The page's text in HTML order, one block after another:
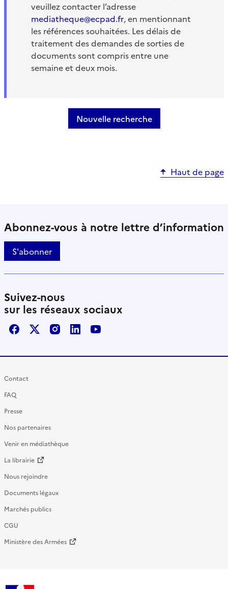
veuillez contacter l’adresse
mediatheque@ecpad.fr, en mentionnant
les références souhaitées. Les délais de
traitement des demandes de sorties de
documents sont compris entre une
semaine et deux mois.
Nouvelle recherche
Haut de page
Abonnez-vous à notre lettre d’information
S'abonner
Suivez-nous
sur les réseaux sociaux
FacebookX / TwitterInstagram
LinkedInYoutube
Contact
FAQ
Presse
Nos partenaires
Venir en médiathèque
La librairie
Nous rejoindre
Documents légaux
Marchés publics
CGU
Ministère des Armées
française - ECPAD